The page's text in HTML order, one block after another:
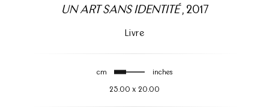
UN ART SANS IDENTITÉ, 2017
Livre
cm inches
25.00 x 20.00